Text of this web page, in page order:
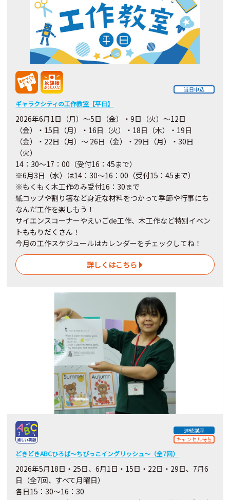
当日申込
ギャラクシティの工作教室【平日】
2026年6月1日（月）～5日（金）・9日（火）～12日
（金）・15日（月）・16日（火）・18日（木）・19日
（金）・22日（月）～ 26日（金）・29日（月）・30日
（火）
14：30～17：00（受付16：45まで）
※6月3日（水）は14：30～16：00（受付15：45まで）
※もくもく木工作のみ受付16：30まで
紙コップや割り箸など身近な材料をつかって季節や行事にち
なんだ工作を楽しもう！
サイエンスコーナーやえいごde工作、木工作など特別イベン
トももりだくさん！
今月の工作スケジュールはカレンダーをチェックしてね！
詳しくはこちら
連続講座
キャンセル待ち
どきどきABCひろば～ちびっこイングリッシュ～（全7回）
2026年5月18日・25日、6月1日・15日・22日・29日、7月6
日（全7回、すべて月曜日）
各日15：30～16：30